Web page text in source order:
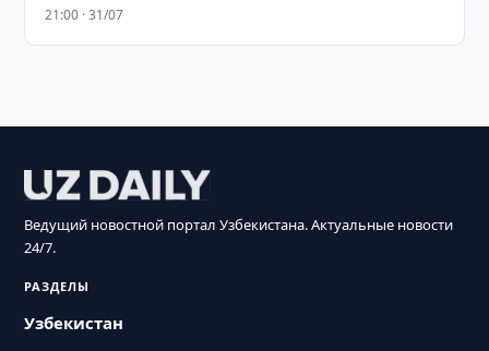
21:00 · 31/07
Ведущий новостной портал Узбекистана. Актуальные новости
24/7.
РАЗДЕЛЫ
Узбекистан